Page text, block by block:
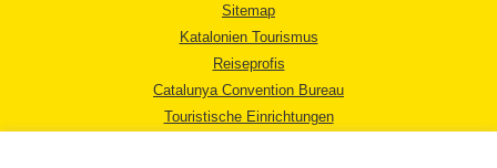
Sitemap
Katalonien Tourismus
Reiseprofis
Catalunya Convention Bureau
Touristische Einrichtungen